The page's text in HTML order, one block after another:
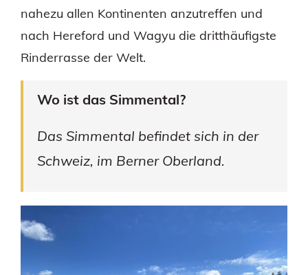
nahezu allen Kontinenten anzutreffen und
nach Hereford und Wagyu die dritthäufigste
Rinderrasse der Welt.
Wo ist das Simmental?
Das Simmental befindet sich in der
Schweiz, im Berner Oberland.